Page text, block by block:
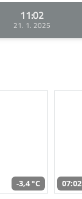
11:02
21. 1. 2025
-3,4 °C 07:02